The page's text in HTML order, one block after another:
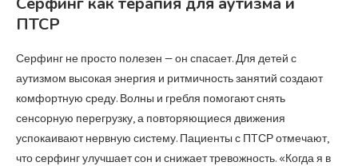
ПТСР
Серфинг не просто полезен — он спасает. Для детей с
аутизмом высокая энергия и ритмичность занятий создают
комфортную среду. Волны и гребля помогают снять
сенсорную перегрузку, а повторяющиеся движения
успокаивают нервную систему. Пациенты с ПТСР отмечают,
что серфинг улучшает сон и снижает тревожность. «Когда я в